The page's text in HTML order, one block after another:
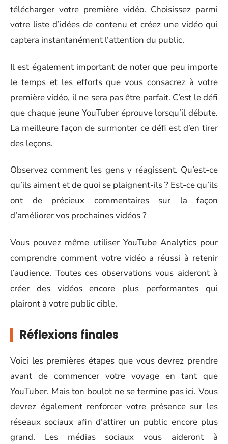
télécharger votre première vidéo. Choisissez parmi
votre liste d’idées de contenu et créez une vidéo qui
captera instantanément l’attention du public.
Il est également important de noter que peu importe
le temps et les efforts que vous consacrez à votre
première vidéo, il ne sera pas être parfait. C’est le défi
que chaque jeune YouTuber éprouve lorsqu’il débute.
La meilleure façon de surmonter ce défi est d’en tirer
des leçons.
Observez comment les gens y réagissent. Qu’est-ce
qu’ils aiment et de quoi se plaignent-ils ? Est-ce qu’ils
ont de précieux commentaires sur la façon
d’améliorer vos prochaines vidéos ?
Vous pouvez même utiliser YouTube Analytics pour
comprendre comment votre vidéo a réussi à retenir
l’audience. Toutes ces observations vous aideront à
créer des vidéos encore plus performantes qui
plairont à votre public cible.
Réflexions finales
Voici les premières étapes que vous devrez prendre
avant de commencer votre voyage en tant que
YouTuber. Mais ton boulot ne se termine pas ici. Vous
devrez également renforcer votre présence sur les
réseaux sociaux afin d’attirer un public encore plus
grand. Les médias sociaux vous aideront à